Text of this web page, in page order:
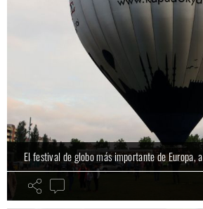
El festival de globo más importante de Europa,